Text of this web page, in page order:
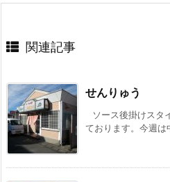
関連記事
せんりゅう
ソース後掛けスタ
ております。今週